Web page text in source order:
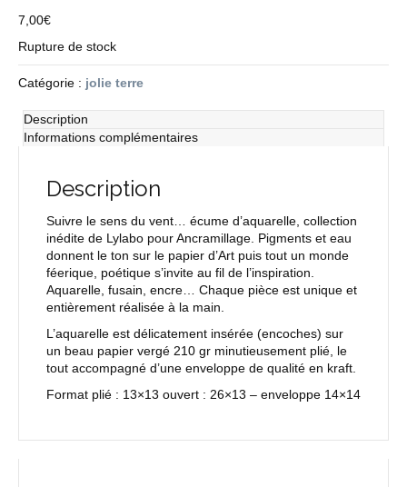
7,00€
Rupture de stock
Catégorie : jolie terre
Description
Informations complémentaires
Description
Suivre le sens du vent… écume d’aquarelle, collection
inédite de Lylabo pour Ancramillage. Pigments et eau
donnent le ton sur le papier d’Art puis tout un monde
féerique, poétique s’invite au fil de l’inspiration.
Aquarelle, fusain, encre… Chaque pièce est unique et
entièrement réalisée à la main.
L’aquarelle est délicatement insérée (encoches) sur
un beau papier vergé 210 gr minutieusement plié, le
tout accompagné d’une enveloppe de qualité en kraft.
Format plié : 13×13 ouvert : 26×13 – enveloppe 14×14